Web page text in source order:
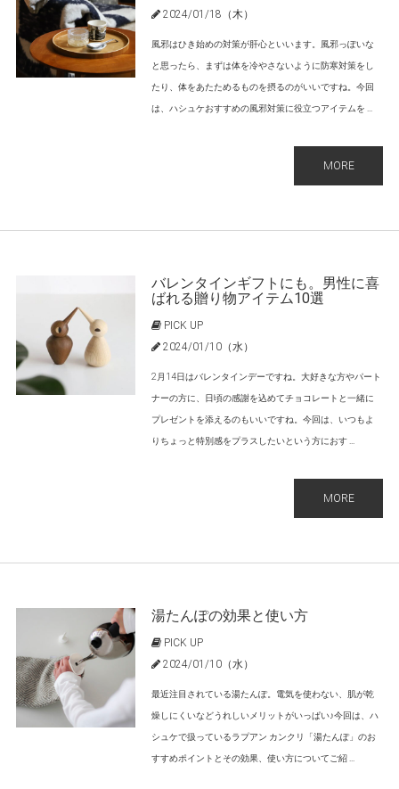
2024/01/18（木）
風邪はひき始めの対策が肝心といいます。風邪っぽいな
と思ったら、まずは体を冷やさないように防寒対策をし
たり、体をあたためるものを摂るのがいいですね。今回
は、ハシュケおすすめの風邪対策に役立つアイテムを ...
MORE
バレンタインギフトにも。男性に喜
ばれる贈り物アイテム10選
PICK UP
2024/01/10（水）
2月14日はバレンタインデーですね。大好きな方やパート
ナーの方に、日頃の感謝を込めてチョコレートと一緒に
プレゼントを添えるのもいいですね。今回は、いつもよ
りちょっと特別感をプラスしたいという方におす ...
MORE
湯たんぽの効果と使い方
PICK UP
2024/01/10（水）
最近注目されている湯たんぽ。電気を使わない、肌が乾
燥しにくいなどうれしいメリットがいっぱい♪今回は、ハ
シュケで扱っているラプアン カンクリ「湯たんぽ」のお
すすめポイントとその効果、使い方についてご紹 ...